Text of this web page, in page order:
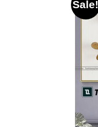
Sale!